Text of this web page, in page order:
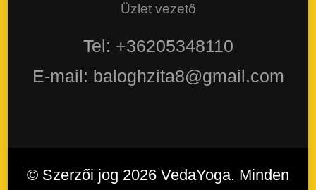
Üzlet vezető
Tel: +36205348110
E-mail: baloghzita8@gmail.com
© Szerzői jog 2026 VedaYoga. Minden